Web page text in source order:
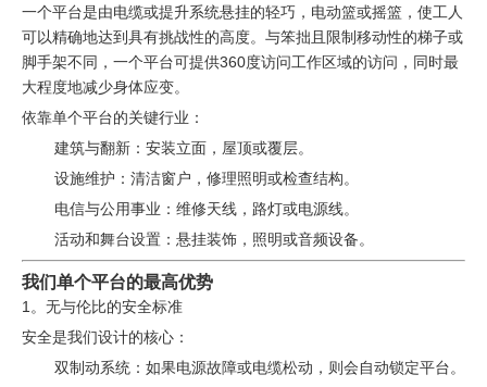
一个平台是由电缆或提升系统悬挂的轻巧，电动篮或摇篮，使工人
可以精确地达到具有挑战性的高度。与笨拙且限制移动性的梯子或
脚手架不同，一个平台可提供360度访问工作区域的访问，同时最
大程度地减少身体应变。
依靠单个平台的关键行业：
建筑与翻新：安装立面，屋顶或覆层。
设施维护：清洁窗户，修理照明或检查结构。
电信与公用事业：维修天线，路灯或电源线。
活动和舞台设置：悬挂装饰，照明或音频设备。
我们单个平台的最高优势
1。无与伦比的安全标准
安全是我们设计的核心：
双制动系统：如果电源故障或电缆松动，则会自动锁定平台。